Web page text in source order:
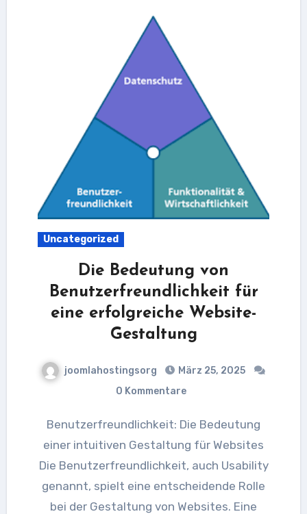
Uncategorized
Die Bedeutung von
Benutzerfreundlichkeit für
eine erfolgreiche Website-
Gestaltung
joomlahostingsorg
März 25, 2025
0 Kommentare
Benutzerfreundlichkeit: Die Bedeutung
einer intuitiven Gestaltung für Websites
Die Benutzerfreundlichkeit, auch Usability
genannt, spielt eine entscheidende Rolle
bei der Gestaltung von Websites. Eine